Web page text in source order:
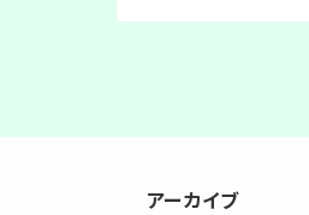
アーカイブ